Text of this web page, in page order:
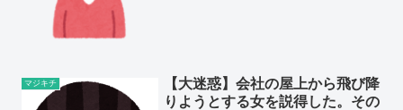
マジキチ
【大迷惑】会社の屋上から飛び降
りようとする女を説得した。その